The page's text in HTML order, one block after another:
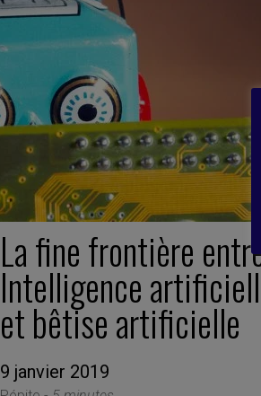
La fine frontière
Intelligence
et bêtise artificielle
9 janvier 2019